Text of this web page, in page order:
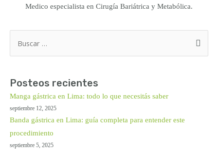
Medico especialista en Cirugía Bariátrica y Metabólica.
Buscar
por:
Posteos recientes
Manga gástrica en Lima: todo lo que necesitás saber
septiembre 12, 2025
Banda gástrica en Lima: guía completa para entender este
procedimiento
septiembre 5, 2025